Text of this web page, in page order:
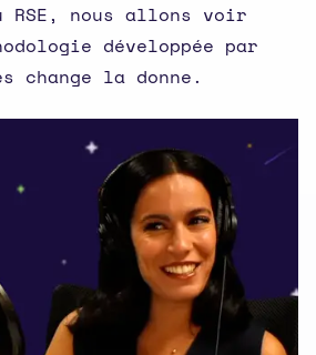
nous allons voir
développée par
change la donne.